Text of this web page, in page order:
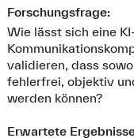
Forschungsfrage:
Wie lässt sich eine
validieren, dass
fehlerfrei, objektiv
werden können?
Erwartete